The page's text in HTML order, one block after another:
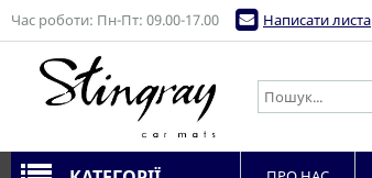
Час роботи: Пн-Пт: 09.00-17.00 Написати листа